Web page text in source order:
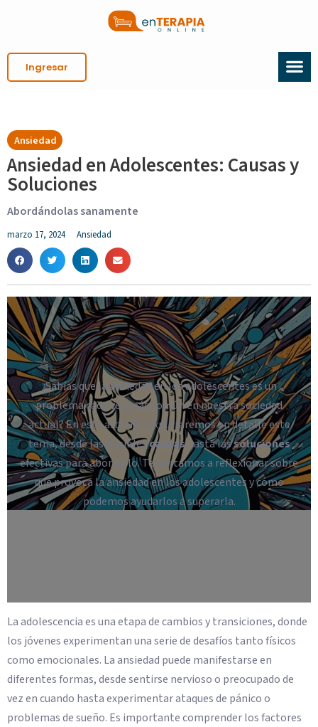
Ingresar
Ansiedad
Ansiedad en Adolescentes: Causas y
Soluciones
Abordándolas sanamente
marzo 17, 2024 Ansiedad
¿Sabías que la ansiedad en los adolescentes es un
problema cada vez más común en nuestra sociedad
actual? En este artículo, exploraremos en detalle este
tema, desde las posiblescausashasta lassoluciones
efectivas para abordarlo. Te invitamos a reflexionar sobre
qué provoca la ansiedad en los adolescentes y cómo
podemos ayudarlos a superarla.
La adolescencia es una etapa de cambios y transiciones, donde
los jóvenes experimentan una serie de desafíos tanto físicos
como emocionales. La ansiedad puede manifestarse en
diferentes formas, desde sentirse nervioso o preocupado de
vez en cuando hasta experimentar ataques de pánico o
problemas de sueño. Es importante comprender los factores